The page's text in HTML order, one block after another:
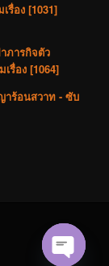
รื่อง [1031]
ภารกิจตัว
รื่อง [1064]
าร้อนสวาท - ซับ